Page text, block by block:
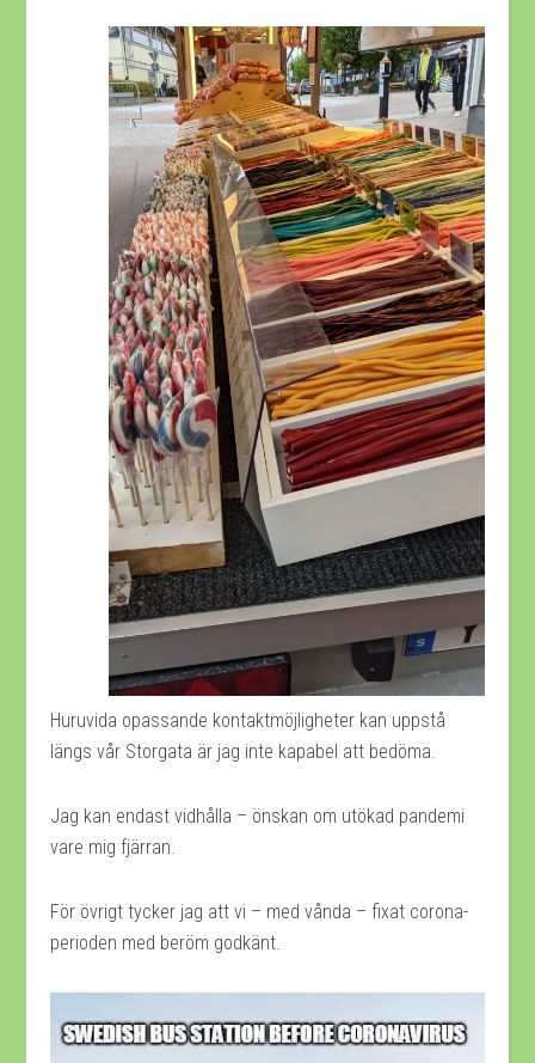
Huruvida opassande kontaktmöjligheter kan uppstå
längs vår Storgata är jag inte kapabel att bedöma.
Jag kan endast vidhålla – önskan om utökad pandemi
vare mig fjärran.
För övrigt tycker jag att vi – med vånda – fixat corona-
perioden med beröm godkänt.